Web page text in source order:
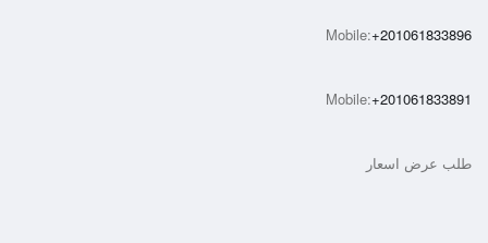
Mobile:+201061833896
Mobile:+201061833891
طلب عرض اسعار